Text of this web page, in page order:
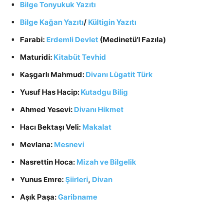
Bilge Tonyukuk Yazıtı
Bilge Kağan Yazıtı/ Kültigin Yazıtı
Farabi: Erdemli Devlet (Medinetü’l Fazıla)
Maturidi: Kitabüt Tevhid
Kaşgarlı Mahmud: Divanı Lügatit Türk
Yusuf Has Hacip: Kutadgu Bilig
Ahmed Yesevi: Divanı Hikmet
Hacı Bektaşı Veli: Makalat
Mevlana: Mesnevi
Nasrettin Hoca: Mizah ve Bilgelik
Yunus Emre:Şiirleri, Divan
Aşık Paşa:Garibname